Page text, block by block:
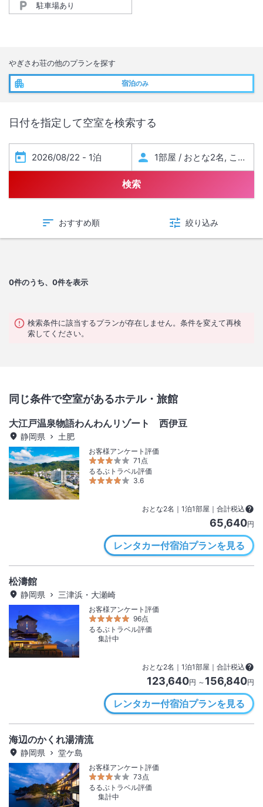
駐車場あり
やぎさわ荘の他のプランを探す
宿泊のみ
日付を指定して空室を検索する
検索
おすすめ順 絞り込み
0件のうち、0件を表示
検索条件に該当するプランが存在しません。条件を変えて再検
索してください。
同じ条件で空室があるホテル・旅館
大江戸温泉物語わんわんリゾート 西伊豆
静岡県 土肥
お客様アンケート評価
71点
るるぶトラベル評価
3.6
おとな2名 ｜ 1泊1部屋｜合計税込
65,640円
レンタカー付宿泊プランを見る
松濤館
静岡県 三津浜・大瀬崎
お客様アンケート評価
96点
るるぶトラベル評価
集計中
おとな2名 ｜ 1泊1部屋｜合計税込
123,640円 ～ 156,840円
レンタカー付宿泊プランを見る
海辺のかくれ湯清流
静岡県 堂ケ島
お客様アンケート評価
73点
るるぶトラベル評価
集計中